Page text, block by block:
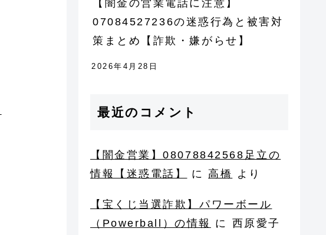
【闇金の営業電話に注意】
07084527236の迷惑行為と被害対
策まとめ【詐欺・嫌がらせ】
2026年4月28日
最近のコメント
【闇金営業】08078842568足立の
情報【迷惑電話】
に高橋 より
【宝くじ当選詐欺】パワーボール
（Powerball）の情報
に 西原愛子